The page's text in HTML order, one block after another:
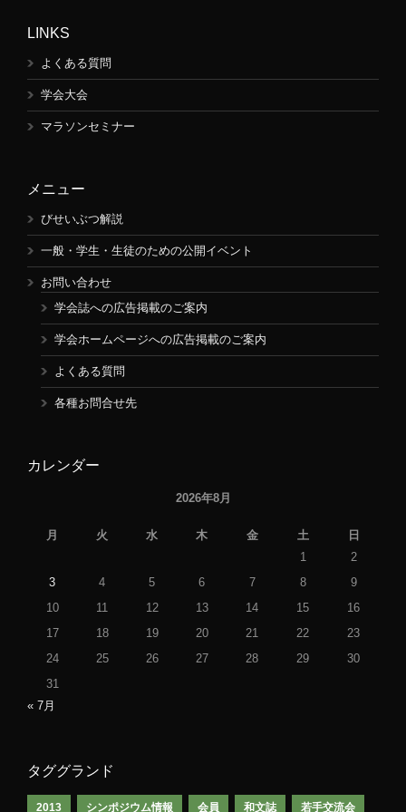
LINKS
よくある質問
学会大会
マラソンセミナー
メニュー
びせいぶつ解説
一般・学生・生徒のための公開イベント
お問い合わせ
学会誌への広告掲載のご案内
学会ホームページへの広告掲載のご案内
よくある質問
各種お問合せ先
カレンダー
2026年8月
月 火 水 木 金 土
日
1
2
3
4 5 6 7 8
9
10
11 12 13 14 15
16
17
18 19 20 21 22
23
24
25 26 27 28 29
30
31
« 7月
タググランド
2013 シンポジウム情報 会員 和文誌 若手交流会